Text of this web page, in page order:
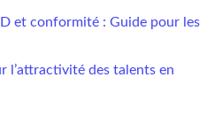
et conformité : Guide pour les
l’attractivité des talents en